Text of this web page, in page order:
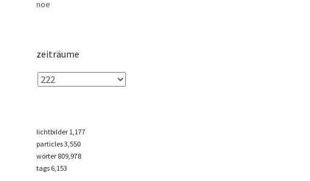
noe
zeiträume
lichtbilder 1,177
particles3,550
wörter 809,978
tags 6,153